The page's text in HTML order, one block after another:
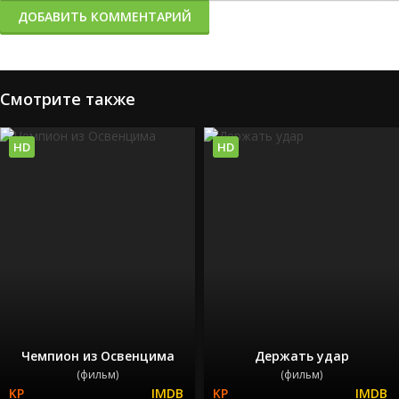
ДОБАВИТЬ КОММЕНТАРИЙ
Смотрите также
Чемпион из Освенцима
(фильм)
HD
Держать удар
(фильм)
HD